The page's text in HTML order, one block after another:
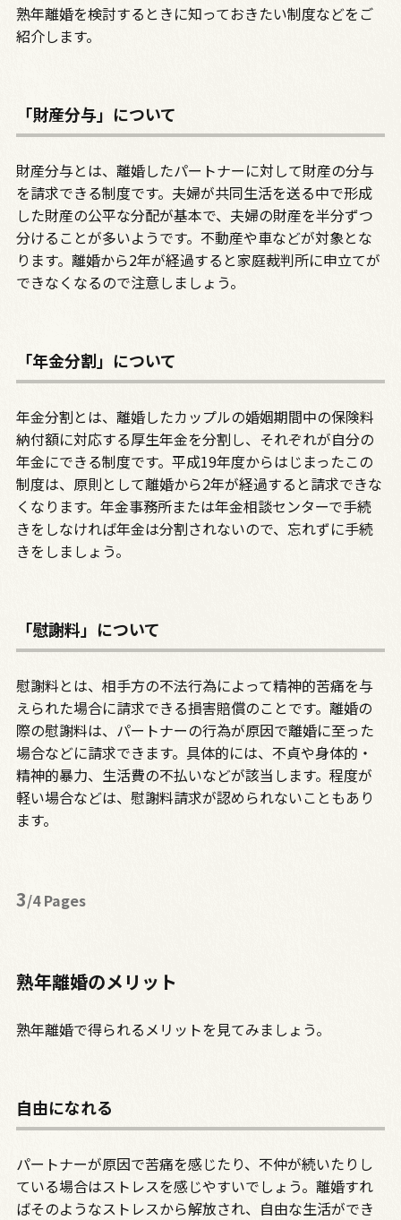
熟年離婚を検討するときに知っておきたい制度などをご
紹介します。
「財産分与」について
財産分与とは、離婚したパートナーに対して財産の分与
を請求できる制度です。夫婦が共同生活を送る中で形成
した財産の公平な分配が基本で、夫婦の財産を半分ずつ
分けることが多いようです。不動産や車などが対象とな
ります。離婚から2年が経過すると家庭裁判所に申立てが
できなくなるので注意しましょう。
「年金分割」について
年金分割とは、離婚したカップルの婚姻期間中の保険料
納付額に対応する厚生年金を分割し、それぞれが自分の
年金にできる制度です。平成19年度からはじまったこの
制度は、原則として離婚から2年が経過すると請求できな
くなります。年金事務所または年金相談センターで手続
きをしなければ年金は分割されないので、忘れずに手続
きをしましょう。
「慰謝料」について
慰謝料とは、相手方の不法行為によって精神的苦痛を与
えられた場合に請求できる損害賠償のことです。離婚の
際の慰謝料は、パートナーの行為が原因で離婚に至った
場合などに請求できます。具体的には、不貞や身体的・
精神的暴力、生活費の不払いなどが該当します。程度が
軽い場合などは、慰謝料請求が認められないこともあり
ます。
3/4 Pages
熟年離婚のメリット
熟年離婚で得られるメリットを見てみましょう。
自由になれる
パートナーが原因で苦痛を感じたり、不仲が続いたりし
ている場合はストレスを感じやすいでしょう。離婚すれ
ばそのようなストレスから解放され、自由な生活ができ